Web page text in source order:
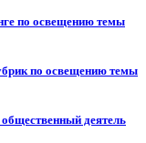
по освещению темы
по освещению темы
деятель